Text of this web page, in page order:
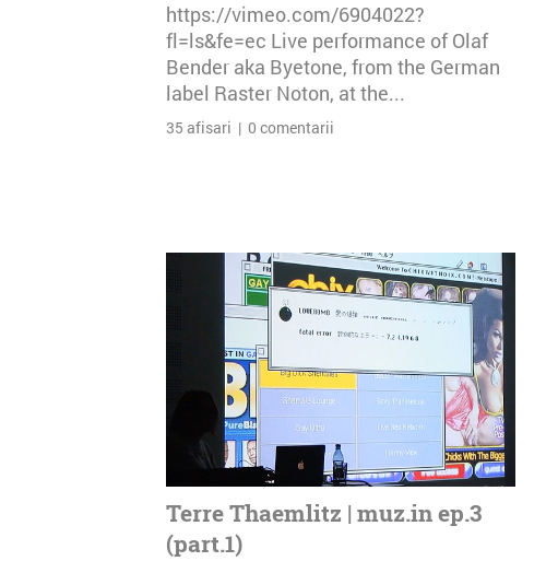
https://vimeo.com/6904022?
fl=ls&fe=ec Live performance of Olaf
Bender aka Byetone, from the German
label Raster Noton, at the...
35 afisari | 0 comentarii
Terre Thaemlitz | muz.in ep.3
(part.1)